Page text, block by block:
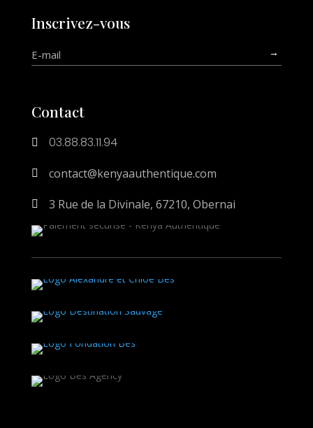
Inscrivez-vous
→
Contact
 03.88.83.11.94
 contact@kenyaauthentique.com
 3 Rue de la Divinale, 67210, Obernai